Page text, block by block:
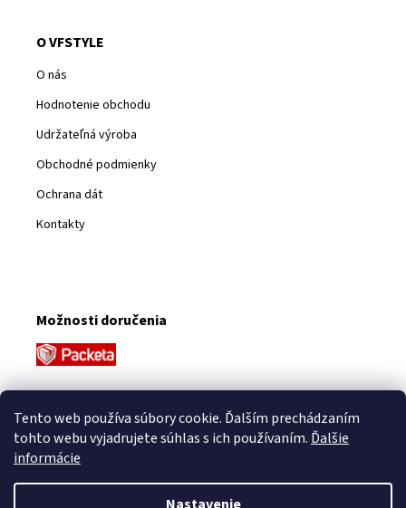
Tento web používa súbory cookie. Ďalším prechádzaním
tohto webu vyjadrujete súhlas s ich používaním. Ďalšie
informácie
O VFSTYLE
O nás
Hodnotenie obchodu
Udržateľná výroba
Obchodné podmienky
Ochrana dát
Kontakty
Možnosti doručenia